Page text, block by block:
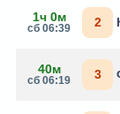
1ч 0м
сб 06:39 2
40м
сб 06:19 3